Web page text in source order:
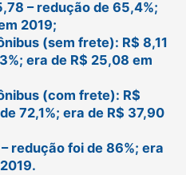
– redução de 65,4%;
2019;
(sem frete): R$ 8,11
era de R$ 25,08 em
(com frete): R$
72,1%; era de R$ 37,90
redução foi de 86%; era